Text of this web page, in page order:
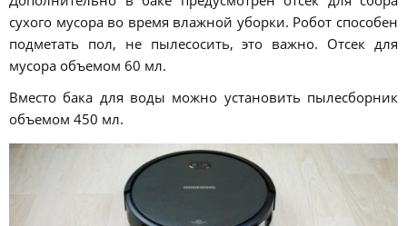
сухого мусора во время влажной уборки. Робот способен
подметать пол, не пылесосить, это важно. Отсек для
мусора объемом 60 мл.
Вместо бака для воды можно установить пылесборник
объемом 450 мл.